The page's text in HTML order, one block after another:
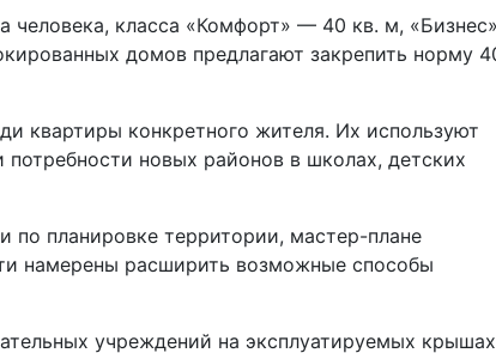
человека, класса «Комфорт» — 40 кв. м, «Бизнес»
домов предлагают закрепить норму
квартиры конкретного жителя. Их используют
новых районов в школах, детских
по планировке территории, мастер-плане
намерены расширить возможные способы
учреждений на эксплуатируемых